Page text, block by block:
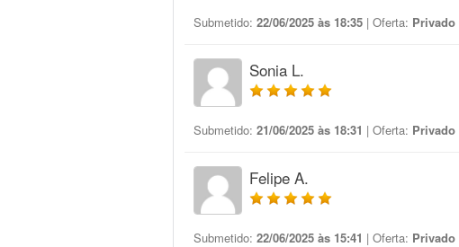
Submetido: 22/06/2025 às 18:35 | Oferta: Privado
Sonia L.
Submetido: 21/06/2025 às 18:31 | Oferta: Privado
Felipe A.
Submetido: 22/06/2025 às 15:41 | Oferta: Privado